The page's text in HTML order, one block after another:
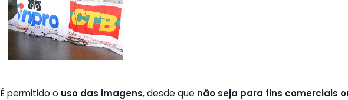
É permitido o uso das imagens, desde que não seja para fins comerciais